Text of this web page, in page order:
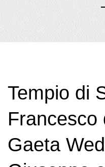
Tempio di
Francesco
Gaeta